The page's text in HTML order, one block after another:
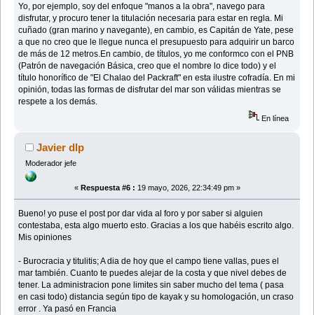
Yo, por ejemplo, soy del enfoque "manos a la obra", navego para
disfrutar, y procuro tener la titulación necesaria para estar en regla. Mi
cuñado (gran marino y navegante), en cambio, es Capitán de Yate, pese
a que no creo que le llegue nunca el presupuesto para adquirir un barco
de más de 12 metros.En cambio, de títulos, yo me conformco con el PNB
(Patrón de navegación Básica, creo que el nombre lo dice todo) y el
título honorífico de "El Chalao del Packraft" en esta ilustre cofradía. En mi
opinión, todas las formas de disfrutar del mar son válidas mientras se
respete a los demás.
En línea
Javier dlp
Moderador jefe
« Respuesta #6 : 19 mayo, 2026, 22:34:49 pm »
Bueno! yo puse el post por dar vida al foro y por saber si alguien
contestaba, esta algo muerto esto. Gracias a los que habéis escrito algo.
Mis opiniones
- Burocracia y titulitis; A dia de hoy que el campo tiene vallas, pues el
mar también. Cuanto te puedes alejar de la costa y que nivel debes de
tener. La administracion pone limites sin saber mucho del tema ( pasa
en casi todo) distancia según tipo de kayak y su homologación, un craso
error . Ya pasó en Francia